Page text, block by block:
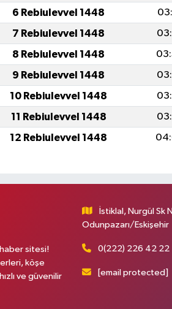
6 Rebiulevvel 1448
7 Rebiulevvel 1448
8 Rebiulevvel 1448
9 Rebiulevvel 1448
10 Rebiulevvel 1448
11 Rebiulevvel 1448
12 Rebiulevvel 1448
haber sitesi!
köşe
ve güvenilir
İstiklal, Nurgül Sk
Odunpazarı/Eskişehir
0(222) 226 42 22
[email protected]